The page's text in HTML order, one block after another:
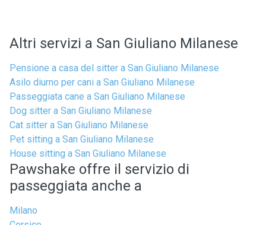
Altri servizi a San Giuliano Milanese
Pensione a casa del sitter a San Giuliano Milanese
Asilo diurno per cani a San Giuliano Milanese
Passeggiata cane a San Giuliano Milanese
Dog sitter a San Giuliano Milanese
Cat sitter a San Giuliano Milanese
Pet sitting a San Giuliano Milanese
House sitting a San Giuliano Milanese
Pawshake offre il servizio di
passeggiata anche a
Milano